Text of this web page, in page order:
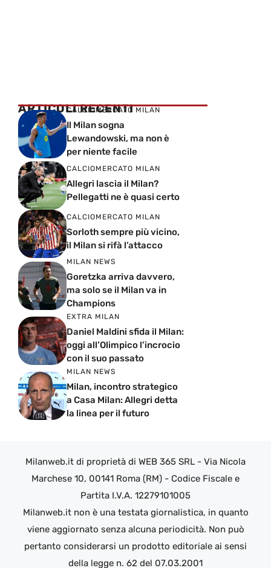
ARTICOLI RECENTI
CALCIOMERCATO MILAN
Il Milan sogna
Lewandowski, ma non è
per niente facile
CALCIOMERCATO MILAN
Allegri lascia il Milan?
Pellegatti ne è quasi certo
CALCIOMERCATO MILAN
Sorloth sempre più vicino,
il Milan si rifà l’attacco
MILAN NEWS
Goretzka arriva davvero,
ma solo se il Milan va in
Champions
EXTRA MILAN
Daniel Maldini sfida il Milan:
oggi all’Olimpico l’incrocio
con il suo passato
MILAN NEWS
Milan, incontro strategico
a Casa Milan: Allegri detta
la linea per il futuro
Milanweb.it di proprietà di WEB 365 SRL - Via Nicola
Marchese 10, 00141 Roma (RM) - Codice Fiscale e
Partita I.V.A. 12279101005
Milanweb.it non è una testata giornalistica, in quanto
viene aggiornato senza alcuna periodicità. Non può
pertanto considerarsi un prodotto editoriale ai sensi
della legge n. 62 del 07.03.2001